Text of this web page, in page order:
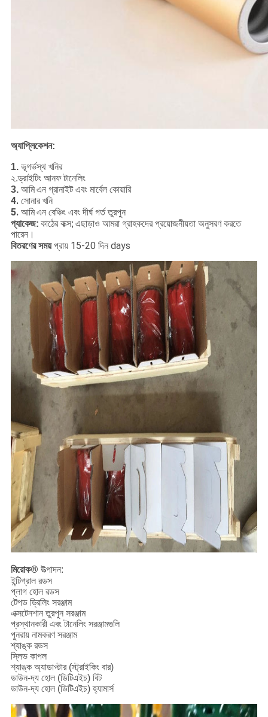
অ্যাপ্লিকেশন:
1.ভূগর্ভস্থ খনির
২.ড্রাইটিং আনফটানেলিং
3.আমিএন গ্রানাইট এবং মার্বেল কোয়ারি
4.সোনার খনি
5.আমিএন বেঞ্চিং এবং দীর্ঘ গর্ত তুরপুন
প্যাকেজ: কাঠের বাক্স; এছাড়াও আমরা গ্রাহকদের প্রয়োজনীয়তা অনুসরণ করতে
পারেন।
বিতরণের সময়প্রায় 15-20 দিন days
মিরোক® উত্পাদন:
ইন্টিগ্রাল রডস
প্লাগ হোল রডস
টেপড ড্রিলিং সরঞ্জাম
এক্সটেনশান তুরপুন সরঞ্জাম
প্রস্থানকারী এবং টানেলিং সরঞ্জামগুলি
পুনরায় নামকরণ সরঞ্জাম
শ্যাঙ্ক রডস
স্লিভ কাপল
শ্যাঙ্ক অ্যাডাপ্টার (স্ট্রাইকিং বার)
ডাউন-দ্য হোল (ডিটিএইচ) বিট
ডাউন-দ্য হোল (ডিটিএইচ) হ্যামার্স